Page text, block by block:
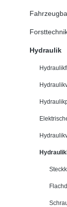
Hydraulik